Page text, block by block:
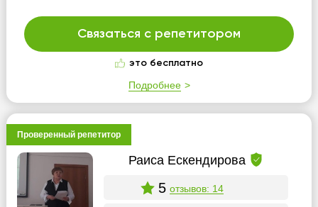
Связаться с репетитором
это бесплатно
Подробнее
Проверенный репетитор
Раиса Ескендирова
5 отзывов: 14